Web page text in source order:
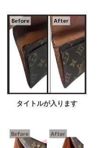
タイトルが入ります